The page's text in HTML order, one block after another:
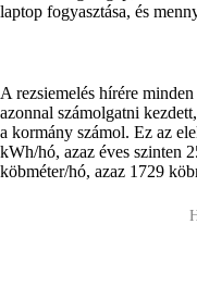
laptop fogyasztása, és
A rezsiemelés hírére
azonnal számolgatni
a kormány számol. Ez az
kWh/hó, azaz éves szinten
köbméter/hó, azaz 1729